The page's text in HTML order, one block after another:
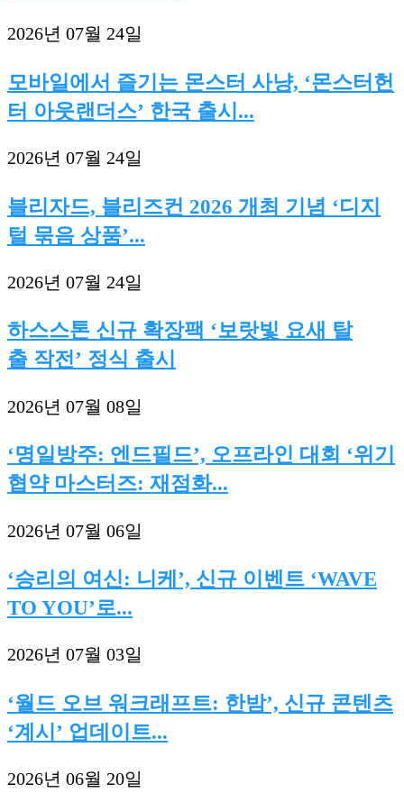
2026년 07월 24일
모바일에서 즐기는 몬스터 사냥, ‘몬스터헌
터 아웃랜더스’ 한국 출시...
2026년 07월 24일
블리자드, 블리즈컨 2026 개최 기념 ‘디지
털 묶음 상품’...
2026년 07월 24일
하스스톤 신규 확장팩 ‘보랏빛 요새 탈
출 작전’ 정식 출시
2026년 07월 08일
‘명일방주: 엔드필드’, 오프라인 대회 ‘위기
협약 마스터즈: 재점화...
2026년 07월 06일
‘승리의 여신: 니케’, 신규 이벤트 ‘WAVE
TO YOU’로...
2026년 07월 03일
‘월드 오브 워크래프트: 한밤’, 신규 콘텐츠
‘계시’ 업데이트...
2026년 06월 20일